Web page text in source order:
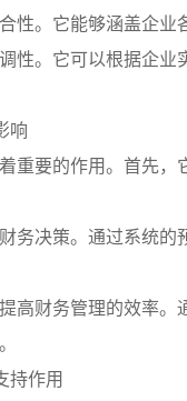
性。它能够涵盖企业
性。它可以根据企
响
重要的作用。首先
务决策。通过系统
高财务管理的效率
持作用